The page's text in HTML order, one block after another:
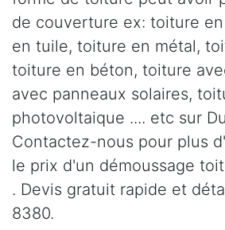
de couverture ex: toiture
en tuile, toiture en métal,
toiture en béton, toiture
avec panneaux solaires,
photovoltaique .... etc sur
Contactez-nous pour plus
le prix d'un démoussage
. Devis gratuit rapide et
8380.